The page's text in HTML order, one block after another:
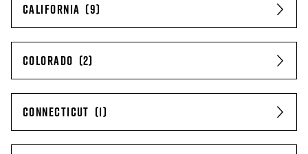
CALIFORNIA
COLORADO
CONNECTICUT